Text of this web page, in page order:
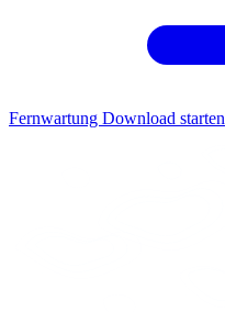
Fernwartung Download starten